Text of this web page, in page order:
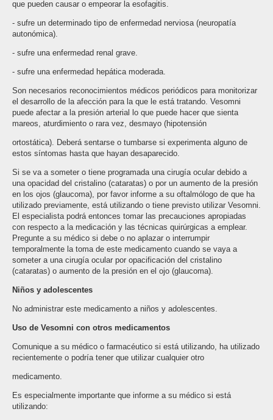
que pueden causar o empeorar la esofagitis.
- sufre un determinado tipo de enfermedad nerviosa (neuropatía
autonómica).
- sufre una enfermedad renal grave.
- sufre una enfermedad hepática moderada.
Son necesarios reconocimientos médicos periódicos para monitorizar
el desarrollo de la afección para la que le está tratando. Vesomni
puede afectar a la presión arterial lo que puede hacer que sienta
mareos, aturdimiento o rara vez, desmayo (hipotensión
ortostática). Deberá sentarse o tumbarse si experimenta alguno de
estos síntomas hasta que hayan desaparecido.
Si se va a someter o tiene programada una cirugía ocular debido a
una opacidad del cristalino (cataratas) o por un aumento de la presión
en los ojos (glaucoma), por favor informe a su oftalmólogo de que ha
utilizado previamente, está utilizando o tiene previsto utilizar Vesomni.
El especialista podrá entonces tomar las precauciones apropiadas
con respecto a la medicación y las técnicas quirúrgicas a emplear.
Pregunte a su médico si debe o no aplazar o interrumpir
temporalmente la toma de este medicamento cuando se vaya a
someter a una cirugía ocular por opacificación del cristalino
(cataratas) o aumento de la presión en el ojo (glaucoma).
Niños y adolescentes
No administrar este medicamento a niños y adolescentes.
Uso de Vesomni con otros medicamentos
Comunique a su médico o farmacéutico si está utilizando, ha utilizado
recientemente o podría tener que utilizar cualquier otro
medicamento.
Es especialmente importante que informe a su médico si está
utilizando: